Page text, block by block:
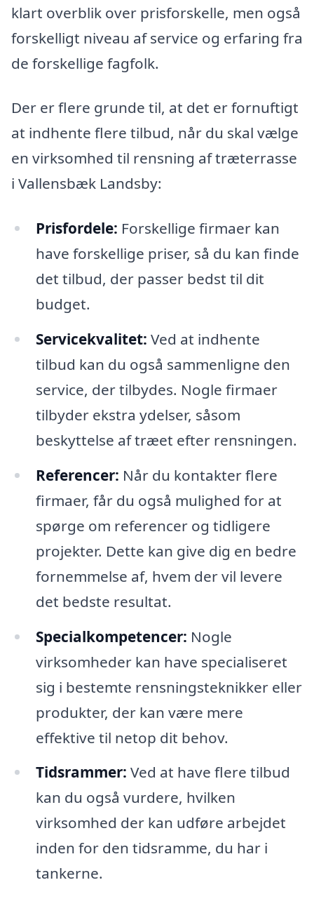
klart overblik over prisforskelle, men også
forskelligt niveau af service og erfaring fra
de forskellige fagfolk.
Der er flere grunde til, at det er fornuftigt
at indhente flere tilbud, når du skal vælge
en virksomhed til rensning af træterrasse
i Vallensbæk Landsby:
Prisfordele: Forskellige firmaer kan
have forskellige priser, så du kan finde
det tilbud, der passer bedst til dit
budget.
Servicekvalitet: Ved at indhente
tilbud kan du også sammenligne den
service, der tilbydes. Nogle firmaer
tilbyder ekstra ydelser, såsom
beskyttelse af træet efter rensningen.
Referencer: Når du kontakter flere
firmaer, får du også mulighed for at
spørge om referencer og tidligere
projekter. Dette kan give dig en bedre
fornemmelse af, hvem der vil levere
det bedste resultat.
Specialkompetencer: Nogle
virksomheder kan have specialiseret
sig i bestemte rensningsteknikker eller
produkter, der kan være mere
effektive til netop dit behov.
Tidsrammer: Ved at have flere tilbud
kan du også vurdere, hvilken
virksomhed der kan udføre arbejdet
inden for den tidsramme, du har i
tankerne.